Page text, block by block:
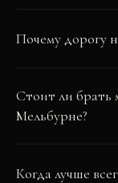
Почему дорогу
Стоит ли брать
Мельбурне?
Когда лучше